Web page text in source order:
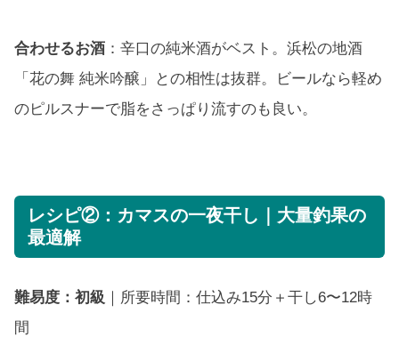
合わせるお酒 ：辛口の純米酒がベスト。浜松の地酒
「花の舞 純米吟醸」との相性は抜群。ビールなら軽め
のピルスナーで脂をさっぱり流すのも良い。
レシピ②：カマスの一夜干し｜大量釣果の
最適解
難易度：初級 ｜所要時間：仕込み15分＋干し6〜12時
間